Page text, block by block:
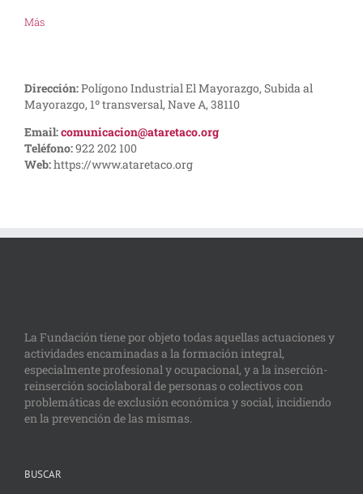
Más
Dirección:Polígono Industrial El Mayorazgo, Subida al
Mayorazgo, 1º transversal, Nave A, 38110
Email:comunicacion@ataretaco.org
Teléfono:922 202 100
Web:https://www.ataretaco.org
La Fundación tiene por objeto todas aquellas actuaciones y
actividades encaminadas a la formación integral,
especialmente profesional y ocupacional, y a la inserción-
reinserción sociolaboral de personas o colectivos con
problemáticas de exclusión económica y social, incidiendo
en la prevención de las mismas.
BUSCAR